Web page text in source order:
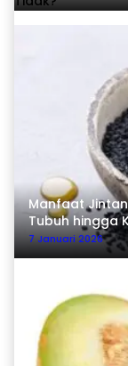
Manfaat
Tubuh hingga
7 Januari 2026